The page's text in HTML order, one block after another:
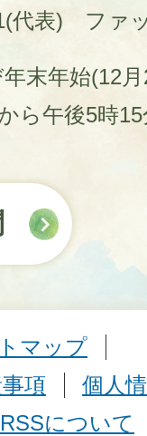
代表)
ファ
末年始(12
ら午後5時
マップ
項
個人
RSSについて